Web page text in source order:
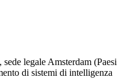
legale Amsterdam (Paesi
di sistemi di intelligenza